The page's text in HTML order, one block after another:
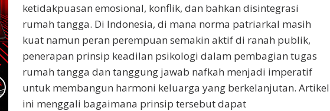
ketidakpuasan emosional, konflik, dan bahkan disintegrasi
rumah tangga. Di Indonesia, di mana norma patriarkal masih
kuat namun peran perempuan semakin aktif di ranah publik,
penerapan prinsip keadilan psikologi dalam pembagian tugas
rumah tangga dan tanggung jawab nafkah menjadi imperatif
untuk membangun harmoni keluarga yang berkelanjutan. Artikel
ini menggali bagaimana prinsip tersebut dapat